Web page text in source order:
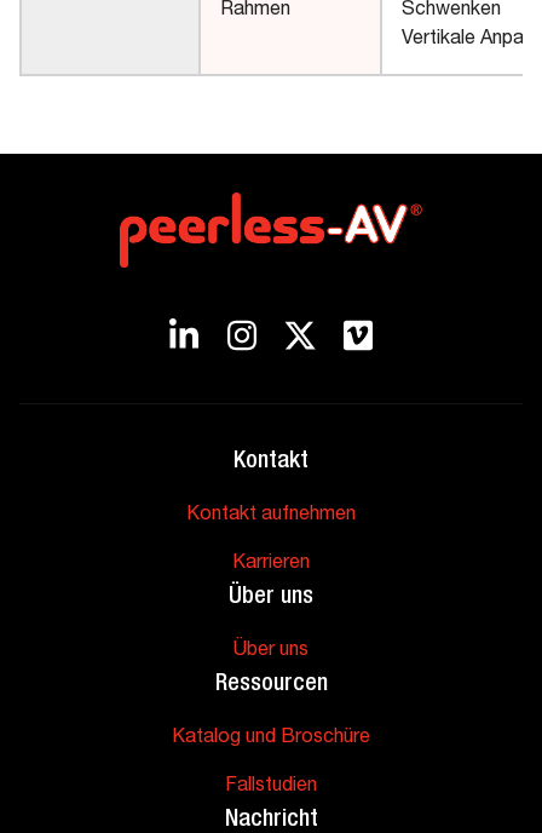
Rahmen
Schwenken
Vertikale
Kontakt
Kontakt aufnehmen
Karrieren
Über uns
Über uns
Ressourcen
Katalog und Broschüre
Fallstudien
Nachricht